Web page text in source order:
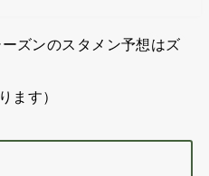
ズンのスタメン予想はズ
ます）